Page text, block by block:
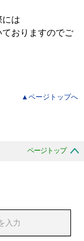
は
おりますのでご
▲ページトップへ
ページトップ